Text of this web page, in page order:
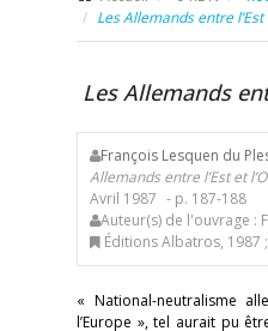
Les Allemands entre l’Est
Les Allemands
François Lesquen du
Allemands entre l’Est et
Avril 1987 - p. 187-188
Auteur(s) de l'ouvrage :
Éditions Albatros, 1987
« National-neutralisme
l’Europe », tel aurait pu